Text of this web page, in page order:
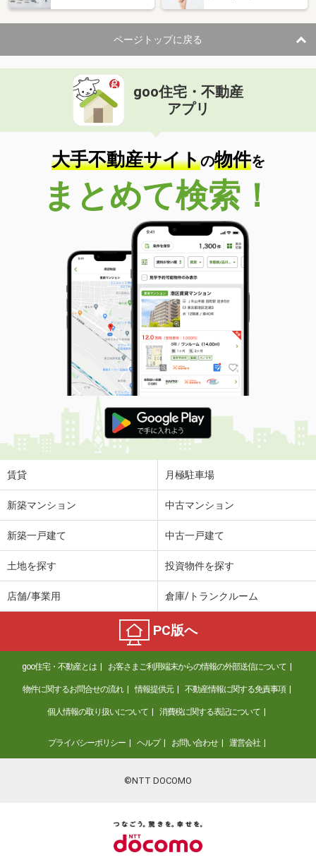
ページトップに戻る
goo住宅・不動産
アプリ
大手不動産サイトの物件を
まとめて検索！
賃貸 月極駐車場
新築マンション 中古マンション
新築一戸建て 中古一戸建て
土地を探す 投資物件を探す
店舗/事業用 倉庫/トランクルーム
PC版へ
goo住宅・不動産とは お客さまご利用端末からの情報の外部送信について
物件に関するお問合せの流れ 情報提供元 不動産情報に関する免責事項
個人情報の取り扱いについて 消費税に関する表記について
プライバシーポリシー ヘルプ お問い合わせ 運営会社
©NTT DOCOMO